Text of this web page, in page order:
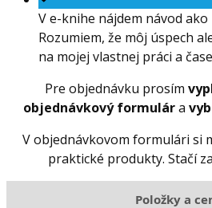
V e-knihe nájdem návod
Rozumiem, že môj úspech
na mojej vlastnej práci a
Pre objednávku prosím
objednávkový formulára
V objednávkovom formulári si
praktické produkty. Stačí
Položky a